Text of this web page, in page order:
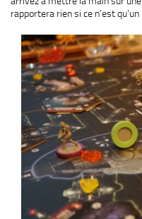
rapportera rien si ce n’est